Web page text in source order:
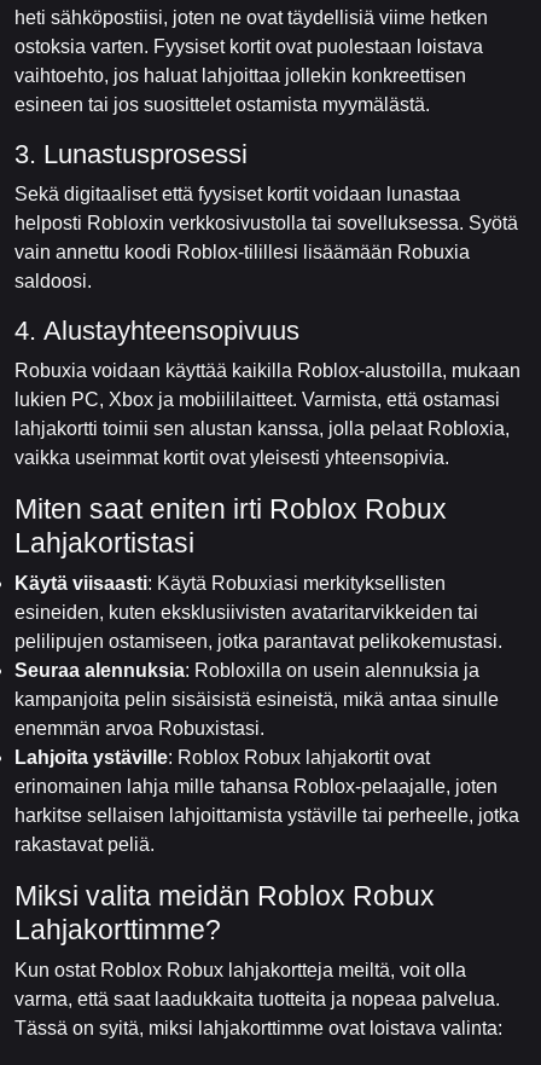
heti sähköpostiisi, joten ne ovat täydellisiä viime hetken
ostoksia varten. Fyysiset kortit ovat puolestaan loistava
vaihtoehto, jos haluat lahjoittaa jollekin konkreettisen
esineen tai jos suosittelet ostamista myymälästä.
3. Lunastusprosessi
Sekä digitaaliset että fyysiset kortit voidaan lunastaa
helposti Robloxin verkkosivustolla tai sovelluksessa. Syötä
vain annettu koodi Roblox-tilillesi lisäämään Robuxia
saldoosi.
4. Alustayhteensopivuus
Robuxia voidaan käyttää kaikilla Roblox-alustoilla, mukaan
lukien PC, Xbox ja mobiililaitteet. Varmista, että ostamasi
lahjakortti toimii sen alustan kanssa, jolla pelaat Robloxia,
vaikka useimmat kortit ovat yleisesti yhteensopivia.
Miten saat eniten irti Roblox Robux
Lahjakortistasi
Käytä viisaasti: Käytä Robuxiasi merkityksellisten
esineiden, kuten eksklusiivisten avataritarvikkeiden tai
pelilipujen ostamiseen, jotka parantavat pelikokemustasi.
Seuraa alennuksia: Robloxilla on usein alennuksia ja
kampanjoita pelin sisäisistä esineistä, mikä antaa sinulle
enemmän arvoa Robuxistasi.
Lahjoita ystäville: Roblox Robux lahjakortit ovat
erinomainen lahja mille tahansa Roblox-pelaajalle, joten
harkitse sellaisen lahjoittamista ystäville tai perheelle, jotka
rakastavat peliä.
Miksi valita meidän Roblox Robux
Lahjakorttimme?
Kun ostat Roblox Robux lahjakortteja meiltä, voit olla
varma, että saat laadukkaita tuotteita ja nopeaa palvelua.
Tässä on syitä, miksi lahjakorttimme ovat loistava valinta: